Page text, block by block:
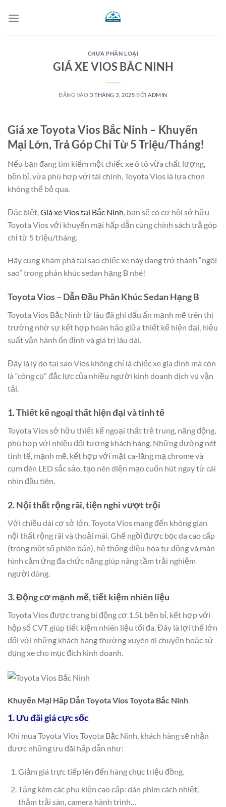
qua
CHƯA PHÂN LOẠI
GIÁ XE VIOS BẮC NINH
ĐĂNG VÀO 3 THÁNG 3, 2025 BỞI ADMIN
Giá xe Toyota Vios Bắc Ninh – Khuyến
Mại Lớn, Trả Góp Chỉ Từ 5 Triệu/Tháng!
Nếu bạn đang tìm kiếm một chiếc xe ô tô vừa chất lượng,
bền bỉ, vừa phù hợp với tài chính, Toyota Vios là lựa chọn
không thể bỏ qua.
Đặc biệt, Giá xe Vios tại Bắc Ninh , bạn sẽ có cơ hội sở hữu
Toyota Vios với khuyến mại hấp dẫn cùng chính sách trả góp
chỉ từ 5 triệu/tháng.
Hãy cùng khám phá tại sao chiếc xe này đang trở thành “ngôi
sao” trong phân khúc sedan hạng B nhé!
Toyota Vios – Dẫn Đầu Phân Khúc Sedan Hạng B
Toyota Vios Bắc Ninh từ lâu đã ghi dấu ấn mạnh mẽ trên thị
trường nhờ sự kết hợp hoàn hảo giữa thiết kế hiện đại, hiệu
suất vận hành ổn định và giá trị lâu dài.
Đây là lý do tại sao Vios không chỉ là chiếc xe gia đình mà còn
là “công cụ” đắc lực của nhiều người kinh doanh dịch vụ vận
tải.
1. Thiết kế ngoại thất hiện đại và tinh tế
Toyota Vios sở hữu thiết kế ngoại thất trẻ trung, năng động,
phù hợp với nhiều đối tượng khách hàng. Những đường nét
tinh tế, mạnh mẽ, kết hợp với mặt ca-lăng mạ chrome và
cụm đèn LED sắc sảo, tạo nên diện mạo cuốn hút ngay từ cái
nhìn đầu tiên.
2. Nội thất rộng rãi, tiện nghi vượt trội
Với chiều dài cơ sở lớn, Toyota Vios mang đến không gian
nội thất rộng rãi và thoải mái. Ghế ngồi được bọc da cao cấp
(trong một số phiên bản), hệ thống điều hòa tự động và màn
hình cảm ứng đa chức năng giúp nâng tầm trải nghiệm
người dùng.
3. Động cơ mạnh mẽ, tiết kiệm nhiên liệu
Toyota Vios được trang bị động cơ 1.5L bền bỉ, kết hợp với
hộp số CVT giúp tiết kiệm nhiên liệu tối đa. Đây là lợi thế lớn
đối với những khách hàng thường xuyên di chuyển hoặc sử
dụng xe cho mục đích kinh doanh.
Khuyến Mại Hấp Dẫn Toyota Vios Toyota Bắc Ninh
1. Ưu đãi giá cực sốc
Khi mua Toyota Vios Toyota Bắc Ninh, khách hàng sẽ nhận
được những ưu đãi hấp dẫn như:
Giảm giá trực tiếp lên đến hàng chục triệu đồng.
Tặng kèm các phụ kiện cao cấp: dán phim cách nhiệt,
thảm trải sàn, camera hành trình…